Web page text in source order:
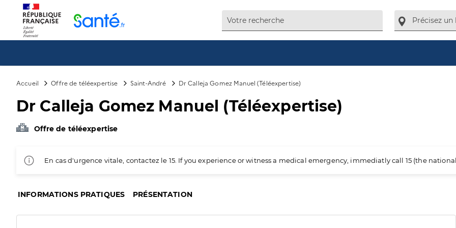
Accueil Offre de téléexpertise Saint-André Dr Calleja Gomez Manuel (Téléexpertise)
Dr Calleja Gomez Manuel (Téléexpertise)
Offre de téléexpertise
En cas d'urgence vitale, contactez le 15. If you experience or witness a medical emergency, immediatly call 15 (the
INFORMATIONS PRATIQUES PRÉSENTATION
Panneau de gestion des cookies